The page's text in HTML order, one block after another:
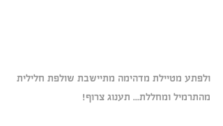
ולפתע מטיילת מדהימה מתיישבת שולפת חלילית
מהתרמיל ומחללת... תענוג צרוף!